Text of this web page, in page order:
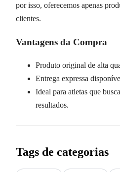
por isso, oferecemos apenas
clientes.
Vantagens da Compra
Produto original de alta
Entrega expressa
Ideal para atletas que
resultados.
Tags de categorias